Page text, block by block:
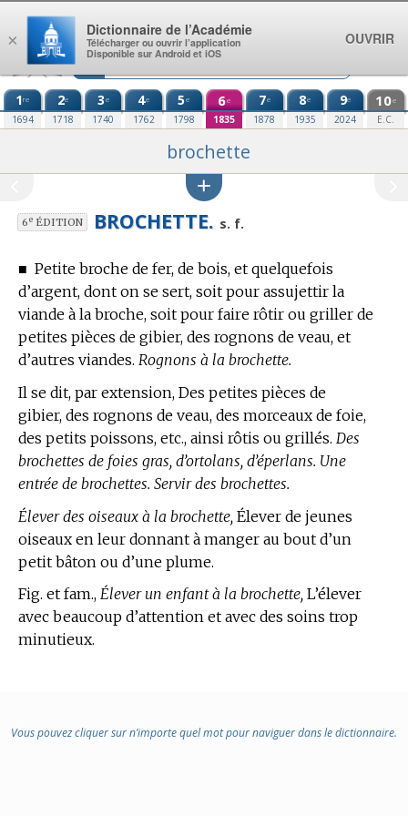
Aller au contenu
1re
1694
2e
1718
3e
1740
4e
1762
5e
1798
6e
1835
7e
1878
8e
1935
9e
2024
10e
E.C.
brochette
6eÉDITION BROCHETTE. s. f.
■ Petite broche de fer, de bois, et quelquefois
d’argent, dont on se sert, soit pour assujettir la
viande à la broche, soit pour faire rôtir ou griller de
petites pièces de gibier, des rognons de veau, et
d’autres viandes. Rognons à la brochette.
Il se dit, par extension, Des petites pièces de
gibier, des rognons de veau, des morceaux de foie,
des petits poissons, etc., ainsi rôtis ou grillés. Des
brochettes de foies gras, d’ortolans, d’éperlans. Une
entrée de brochettes. Servir des brochettes.
Élever des oiseaux à la brochette, Élever de jeunes
oiseaux en leur donnant à manger au bout d’un
petit bâton ou d’une plume.
Fig. et fam., Élever un enfant à la brochette, L’élever
avec beaucoup d’attention et avec des soins trop
minutieux.
Vous pouvez cliquer sur n’importe quel mot pour naviguer dans le dictionnaire.
×
Dictionnaire de l’Académie
Télécharger ou ouvrir l’application
Disponible sur Android et iOS
OUVRIR